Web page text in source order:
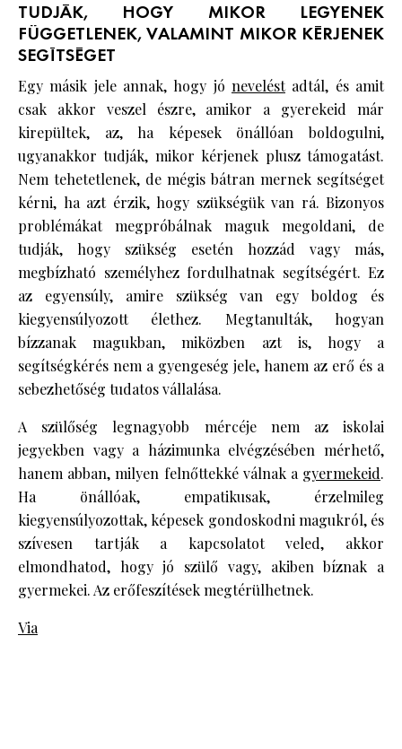
TUDJÁK, HOGY MIKOR LEGYENEK
FÜGGETLENEK, VALAMINT MIKOR KÉRJENEK
SEGÍTSÉGET
Egy másik jele annak, hogy jó neveléstadtál, és amit
csak akkor veszel észre, amikor a gyerekeid már
kirepültek, az, ha képesek önállóan boldogulni,
ugyanakkor tudják, mikor kérjenek plusz támogatást.
Nem tehetetlenek, de mégis bátran mernek segítséget
kérni, ha azt érzik, hogy szükségük van rá. Bizonyos
problémákat megpróbálnak maguk megoldani, de
tudják, hogy szükség esetén hozzád vagy más,
megbízható személyhez fordulhatnak segítségért. Ez
az egyensúly, amire szükség van egy boldog és
kiegyensúlyozott élethez. Megtanulták, hogyan
bízzanak magukban, miközben azt is, hogy a
segítségkérés nem a gyengeség jele, hanem az erő és a
sebezhetőség tudatos vállalása.
A szülőség legnagyobb mércéje nem az iskolai
jegyekben vagy a házimunka elvégzésében mérhető,
hanem abban, milyen felnőttekké válnak a gyermekeid.
Ha önállóak, empatikusak, érzelmileg
kiegyensúlyozottak, képesek gondoskodni magukról, és
szívesen tartják a kapcsolatot veled, akkor
elmondhatod, hogy jó szülő vagy, akiben bíznak a
gyermekei. Az erőfeszítések megtérülhetnek.
Via